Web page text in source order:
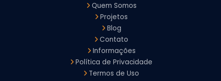
Design de Interiores Residencial
Empresa de Arquitetura e Design
Empresas de Arquitetura e Design de Interiores
Escritório de Design de Interiores
Projeto Executivo Arquitetura
Arquitetura Institucional
Arquitetura Residencial
Empresa de Arquitetura
Empresa de Arquitetura e Engenharia
Empresa Design de Interiores
Escritorio de Arquitetura
Quem Somos
Projetos
Blog
Contato
Informações
Política de Privacidade
Termos de Uso